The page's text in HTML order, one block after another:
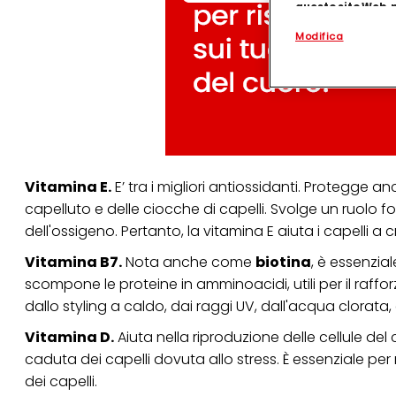
Vitamina E.E’ tra i migliori antiossidanti. Protegge
capelluto e delle ciocche di capelli. Svolge un ruolo
dell'ossigeno. Pertanto, la vitamina E aiuta i capelli a
Vitamina B7.Nota anche come biotina, è
scompone le proteine ​​in amminoacidi, utili per il
dallo styling a caldo, dai raggi UV, dall'acqua clorata,
Vitamina D.Aiuta nella riproduzione delle cellule
caduta dei capelli dovuta allo stress. È essenziale
dei capelli.
questo sito
.
(rispettivamente
terzi, conservare
identificati) su
misurare e
collegata nel piè di
collegata nel piè di
periodo di
"modifica" di
per uno o più degli
tuoi dati personali
necessari per
Modifica